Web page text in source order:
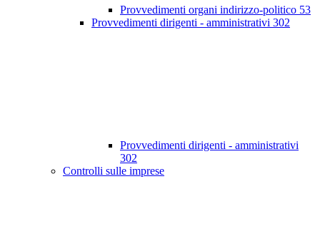
Provvedimenti organi indirizzo-politico 53
Provvedimenti dirigenti - amministrativi 302
Provvedimenti dirigenti - amministrativi
302
Controlli sulle imprese